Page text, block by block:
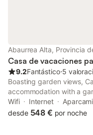
Abaurrea Alta, Provincia
Casa de vacaciones
9.2Fantástico⋅5
Boasting garden views,
accommodation with a
from Holzarte Footbridge.
provides guests with a
Wifi Internet
desde 548 € por noche